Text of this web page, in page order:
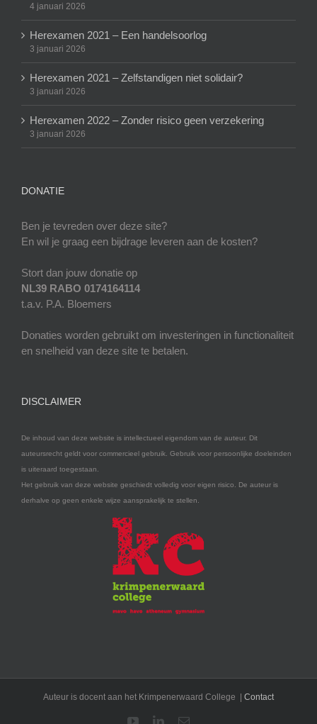
4 januari 2026
Herexamen 2021 – Een handelsoorlog
3 januari 2026
Herexamen 2021 – Zelfstandigen niet solidair?
3 januari 2026
Herexamen 2022 – Zonder risico geen verzekering
3 januari 2026
DONATIE
Ben je tevreden over deze site?
En wil je graag een bijdrage leveren aan de kosten?
Stort dan jouw donatie op
NL39 RABO 0174164114
t.a.v. P.A. Bloemers
Donaties worden gebruikt om investeringen in functionaliteit
en snelheid van deze site te betalen.
DISCLAIMER
De inhoud van deze website is intellectueel eigendom van de auteur. Dit
auteursrecht geldt voor commercieel gebruik. Gebruik voor persoonlijke doeleinden
is uiteraard toegestaan.
Het gebruik van deze website geschiedt volledig voor eigen risico. De auteur is
derhalve op geen enkele wijze aansprakelijk te stellen.
Auteur is docent aan het Krimpenerwaard College | Contact
YouTubeLinkedIn
E-